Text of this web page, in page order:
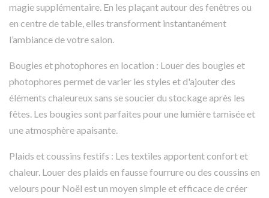
magie supplémentaire. En les plaçant autour des fenêtres ou
en centre de table, elles transforment instantanément
l’ambiance de votre salon.
Bougies et photophores en location : Louer des bougies et
photophores permet de varier les styles et d'ajouter des
éléments chaleureux sans se soucier du stockage après les
fêtes. Les bougies sont parfaites pour une lumière tamisée et
une atmosphère apaisante.
Plaids et coussins festifs : Les textiles apportent confort et
chaleur. Louer des plaids en fausse fourrure ou des coussins en
velours pour Noël est un moyen simple et efficace de créer